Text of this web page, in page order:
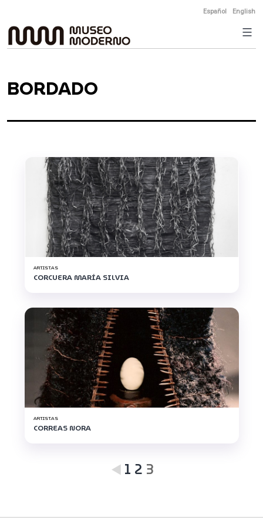
to
content
Español English
BORDADO
ARTISTAS
CORCUERA MARÍA SILVIA
ARTISTAS
CORREAS NORA
1 2 3